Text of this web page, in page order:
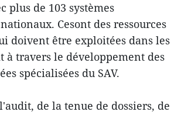
plus de 103 systèmes
Cesont des ressources
doivent être exploitées dans les
à travers le développement des
spécialisées du SAV.
de la tenue de dossiers, de